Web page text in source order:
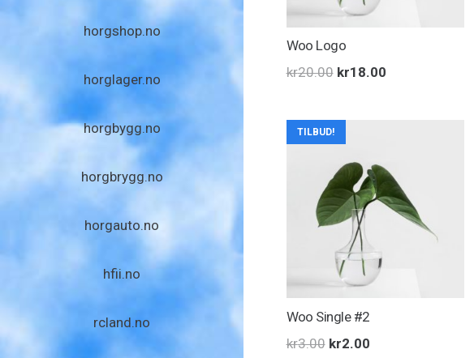
horgshop.no
horglager.no
horgbygg.no
horgbrygg.no
horgauto.no
hfii.no
rcland.no
Woo Logo
kr20.00 Opprinnelig
var:
kr20.00.
kr18.00Nåværende
TILBUD!
Woo Single #2
kr3.00 Opprinnelig
kr2.00Nåværende